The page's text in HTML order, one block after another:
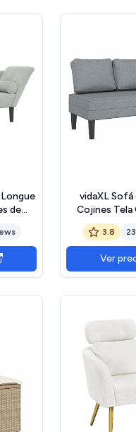
de
vidaXL Sofá
Cojines Tela
Chaise
Chaise
tapizado,
Tumbona,
3.8
Ver